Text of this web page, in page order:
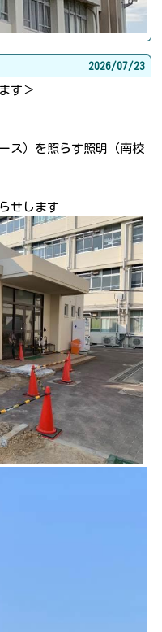
2026/07/23
す＞
ス）を照らす照明（南校
せします